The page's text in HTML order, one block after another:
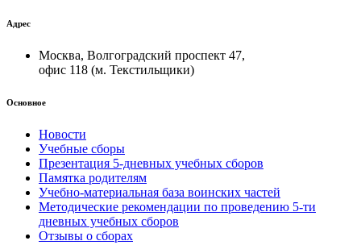
Адрес
Москва, Волгоградский проспект 47,
офис 118 (м. Текстильщики)
Основное
Новости
Учебные сборы
Презентация 5-дневных учебных сборов
Памятка родителям
Учебно-материальная база воинских частей
Методические рекомендации по проведению 5-ти
дневных учебных сборов
Отзывы о сборах